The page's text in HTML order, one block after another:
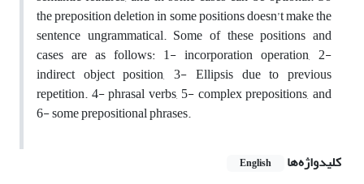
the preposition deletion in some positions doesn’t make the
sentence ungrammatical. Some of these positions and
cases are as follows: 1- incorporation operation, 2-
indirect object position, 3- Ellipsis due to previous
repetition. 4- phrasal verbs, 5- complex prepositions, and
6- some prepositional phrases.
کلیدواژه‌ها
English